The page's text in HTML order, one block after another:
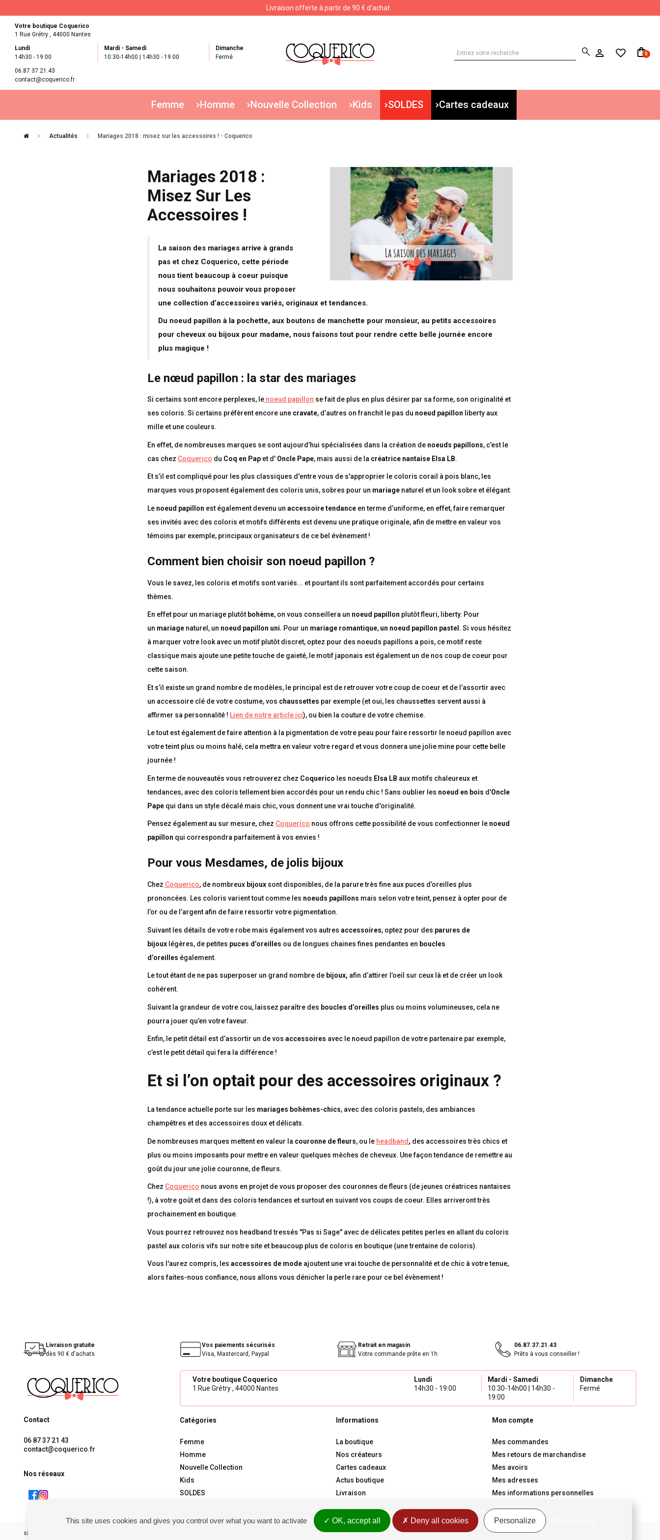
Livraison offerte à partir de 90 € d'achat
Votre boutique Coquerico
1 Rue Grétry , 44000 Nantes
Lundi
14h30 - 19:00
Mardi - Samedi
10:30-14h00 | 14h30 - 19:00
Dimanche
Fermé
06.87.37.21.43
contact@coquerico.fr
0
Femme Homme Nouvelle Collection Kids SOLDES Cartes cadeaux
Actualités Mariages 2018 : misez sur les accessoires ! - Coquerico
Mariages 2018 :
Misez Sur Les
Accessoires !
La saison des mariages arrive à grands
pas et chez Coquerico, cette période
nous tient beaucoup à coeur puisque
nous souhaitons pouvoir vous proposer
une collection d’accessoires variés, originaux et tendances.
Du noeud papillon à la pochette, aux boutons de manchette pour monsieur, au petits accessoires
pour cheveux ou bijoux pour madame, nous faisons tout pour rendre cette belle journée encore
plus magique !
Le nœud papillon : la star des mariages
Si certains sont encore perplexes, le noeud papillon se fait de plus en plus désirer par sa forme, son originalité et
ses coloris. Si certains préfèrent encore une cravate, d’autres on franchit le pas du noeud papillon liberty aux
mille et une couleurs.
En effet, de nombreuses marques se sont aujourd’hui spécialisées dans la création de noeuds papillons, c’est le
cas chez Coquerico du Coq en Pap et d' Oncle Pape, mais aussi de la créatrice nantaise Elsa LB.
Et s’il est compliqué pour les plus classiques d'entre vous de s'approprier le coloris corail à pois blanc, les
marques vous proposent également des coloris unis, sobres pour un mariage naturel et un look sobre et élégant.
Le noeud papillon est également devenu un accessoire tendance en terme d’uniforme, en effet, faire remarquer
ses invités avec des coloris et motifs différents est devenu une pratique originale, afin de mettre en valeur vos
témoins par exemple, principaux organisateurs de ce bel évènement !
Comment bien choisir son noeud papillon ?
Vous le savez, les coloris et motifs sont variés... et pourtant ils sont parfaitement accordés pour certains
thèmes.
En effet pour un mariage plutôt bohème, on vous conseillera un noeud papillon plutôt fleuri, liberty. Pour
un mariage naturel, un noeud papillon uni. Pour un mariage romantique, un noeud papillon pastel . Si vous hésitez
à marquer votre look avec un motif plutôt discret, optez pour des noeuds papillons a pois, ce motif reste
classique mais ajoute une petite touche de gaieté, le motif japonais est également un de nos coup de coeur pour
cette saison.
Et s’il existe un grand nombre de modèles, le principal est de retrouver votre coup de coeur et de l’assortir avec
un accessoire clé de votre costume, vos chaussettes par exemple (et oui, les chaussettes servent aussi à
affirmer sa personnalité ! Lien de notre article ici), ou bien la couture de votre chemise.
Le tout est également de faire attention à la pigmentation de votre peau pour faire ressortir le noeud papillon avec
votre teint plus ou moins halé, cela mettra en valeur votre regard et vous donnera une jolie mine pour cette belle
journée !
En terme de nouveautés vous retrouverez chez Coquerico les noeuds Elsa LB aux motifs chaleureux et
tendances, avec des coloris tellement bien accordés pour un rendu chic ! Sans oublier les noeud en bois d'Oncle
Pape qui dans un style décalé mais chic, vous donnent une vrai touche d'originalité.
Pensez également au sur mesure, chez Coquerico nous offrons cette possibilité de vous confectionner le noeud
papillon qui correspondra parfaitement à vos envies !
Pour vous Mesdames, de jolis bijoux
Chez Coquerico, de nombreux bijoux sont disponibles, de la parure très fine aux puces d’oreilles plus
prononcées. Les coloris varient tout comme les noeuds papillons mais selon votre teint, pensez à opter pour de
l’or ou de l’argent afin de faire ressortir votre pigmentation.
Suivant les détails de votre robe mais également vos autres accessoires, optez pour des parures de
bijoux légères, de petites puces d’oreilles ou de longues chaines fines pendantes en boucles
d’oreilles également.
Le tout étant de ne pas superposer un grand nombre de bijoux, afin d’attirer l’oeil sur ceux là et de créer un look
cohérent.
Suivant la grandeur de votre cou, laissez paraître des boucles d’oreilles plus ou moins volumineuses, cela ne
pourra jouer qu’en votre faveur.
Enfin, le petit détail est d’assortir un de vos accessoires avec le noeud papillon de votre partenaire par exemple,
c’est le petit détail qui fera la différence !
Et si l’on optait pour des accessoires originaux ?
La tendance actuelle porte sur les mariages bohèmes-chics, avec des coloris pastels, des ambiances
champêtres et des accessoires doux et délicats.
De nombreuses marques mettent en valeur la couronne de fleurs, ou le headband , des accessoires très chics et
plus ou moins imposants pour mettre en valeur quelques mèches de cheveux. Une façon tendance de remettre au
goût du jour une jolie couronne, de fleurs.
Chez Coquerico nous avons en projet de vous proposer des couronnes de fleurs (de jeunes créatrices nantaises
!), à votre goût et dans des coloris tendances et surtout en suivant vos coups de coeur. Elles arriveront très
prochainement en boutique.
Vous pourrez retrouvez nos headband tressés "Pas si Sage" avec de délicates petites perles en allant du coloris
pastel aux coloris vifs sur notre site et beaucoup plus de coloris en boutique (une trentaine de coloris).
Vous l'aurez compris, les accessoires de mode ajoutent une vrai touche de personnalité et de chic à votre tenue,
alors faites-nous confiance, nous allons vous dénicher la perle rare pour ce bel évènement !
Livraison gratuite
dès 90 € d'achats
Vos paiements sécurisés
Visa, Mastercard, Paypal
Retrait en magasin
Votre commande prête en 1h
06.87.37.21.43
Prêts à vous conseiller !
Votre boutique Coquerico
1 Rue Grétry , 44000 Nantes
Lundi
14h30 - 19:00
Mardi - Samedi
10:30-14h00 | 14h30 -
19:00
Dimanche
Fermé
Contact
06 87 37 21 43
contact@coquerico.fr
Nos réseaux
Catégories
Femme
Homme
Nouvelle Collection
Kids
SOLDES
Informations
La boutique
Nos créateurs
Cartes cadeaux
Actus boutique
Livraison
Mon compte
Mes commandes
Mes retours de marchandise
Mes avoirs
Mes adresses
Mes informations personnelles
siret : 81238106900028 Conditions générales de vente Rétractation Mentions légales Politique de confidentialité
This site uses cookies and gives you control over what you want to activate OK, accept all Deny all cookies Personalize